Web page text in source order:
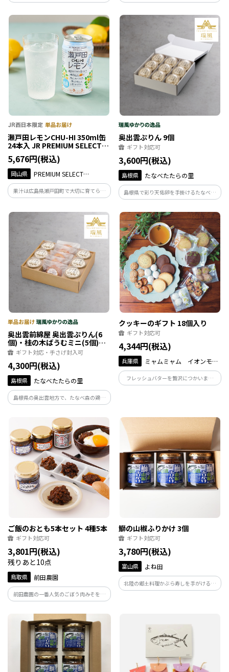
ンマスカットのみを使用。華やかな香り
と甘みをお楽しみください。果汁3%／ア
ルコール分3%。
山白桃 １００%のみで作ったチューハイ
です。上品な甘さと香りをお楽しみくださ
い。果汁3%／アルコール分3%。
瀬戸田レモンCHU-HI 350ml缶
24本入 JR PREMIUM SELECT
SETOUCHI
5,676円(税込)
岡山県
PREMIUM SELECT
SETOUCHI
果汁は広島県瀬戸田町で大切に育てられ
た瀬戸田レモンのみで作ったチューハイ
果汁3%／アルコール分3%。
奥出雲ぷりん 9個
ギフト対応可
3,600円(税込)
島根県 たなべたたらの里
島根県で彩り天佑卵を手掛けるたなべた
たらの里によるプリン。とろりとした口溶
けと卵の風味を感じる素朴な味わいでお
子様にも安心してお召し上がり頂けます。
奥出雲前綿屋 奥出雲ぷりん(6
個)・桂の木ばうむミニ(5個)セ
ットギフト対応・手さげ封入可
4,300円(税込)
島根県 たなべたたらの里
島根県の奥出雲地方で、たなべ森の鶏舎
が生産している平飼い放牧卵「彩り天佑
卵」を使用したプリンとバウムクーヘン
のセット。上質なたまごの風味を感じら
れるスイーツをお楽しみください。
クッキーのギフト 18個入り
ギフト対応可
4,344円(税込)
兵庫県
ミャムミャム イオンモー
ル伊丹店
フレッシュバターを贅沢につかいまし
た。5種類のサブレ（紅茶・レモン・チョ
ご飯のおとも5本セット 4種5本
ギフト対応可
3,801円(税込)
残りあと10点
鳥取県 前田農園
前田農園の一番人気のごぼう肉みそを中
心に美味しいご飯のおともを詰め合わせ
たセットです。うま味調味料無添加の優し
い味わいは、小さなお子様からお年寄り
まで喜んでいただけると思います。
鰤の山椒ふりかけ 3個
ギフト対応可
3,780円(税込)
富山県 よね田
北陸の郷土料理かぶら寿しを手がけるよ
ね田がつくる鰤のほぐし身です。鰤の脂の
フトふりかけです。